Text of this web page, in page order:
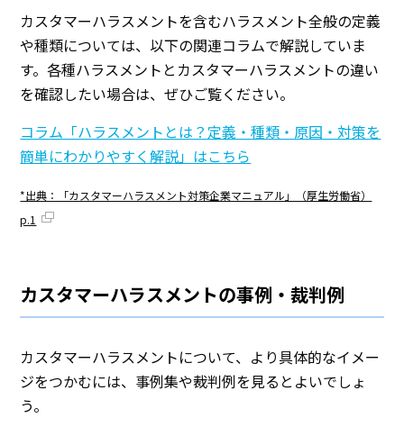
カスタマーハラスメントを含むハラスメント全般の定義
や種類については、以下の関連コラムで解説していま
す。各種ハラスメントとカスタマーハラスメントの違い
を確認したい場合は、ぜひご覧ください。
コラム「ハラスメントとは？定義・種類・原因・対策を
簡単にわかりやすく解説」はこちら
*出典：「カスタマーハラスメント対策企業マニュアル」（厚生労働省）
p.1
カスタマーハラスメントの事例・裁判例
カスタマーハラスメントについて、より具体的なイメー
ジをつかむには、事例集や裁判例を見るとよいでしょ
う。